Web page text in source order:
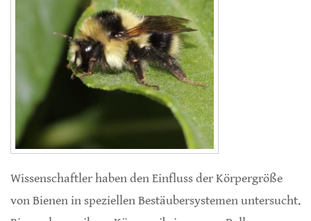
Wissenschaftler haben den Einfluss der Körpergröße
von Bienen in speziellen Bestäubersystemen untersucht.